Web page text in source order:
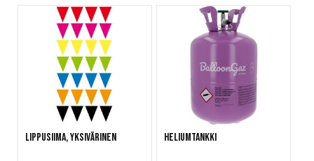
Lippusiima, yksivärinen Heliumtankki